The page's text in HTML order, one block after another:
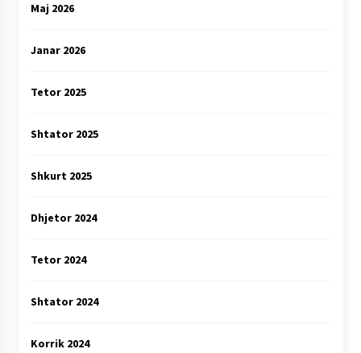
Maj 2026
Janar 2026
Tetor 2025
Shtator 2025
Shkurt 2025
Dhjetor 2024
Tetor 2024
Shtator 2024
Korrik 2024